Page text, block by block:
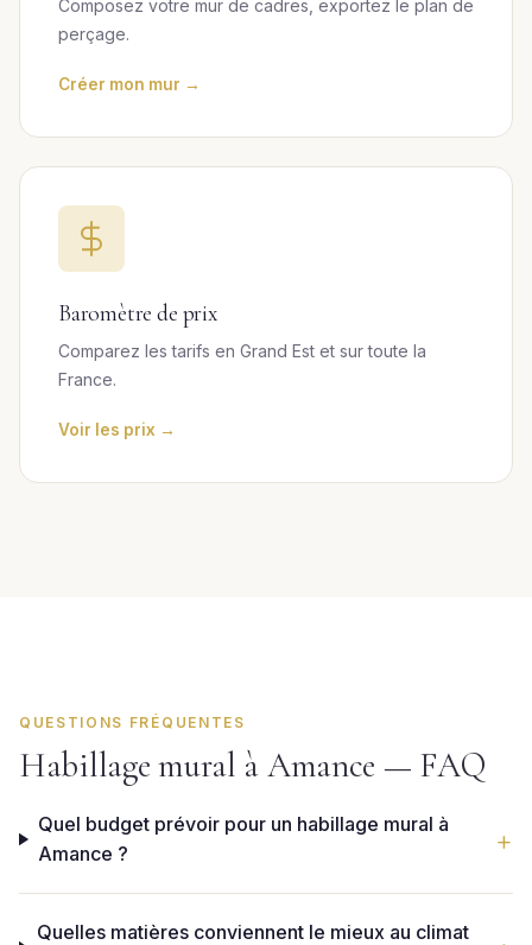
Composez votre mur de cadres, exportez le plan de
perçage.
Créer mon mur →
Baromètre de prix
Comparez les tarifs en Grand Est et sur toute la
France.
Voir les prix →
QUESTIONS FRÉQUENTES
Habillage mural à Amance — FAQ
Quel budget prévoir pour un habillage mural à
Amance ?
Quelles matières conviennent le mieux au climat